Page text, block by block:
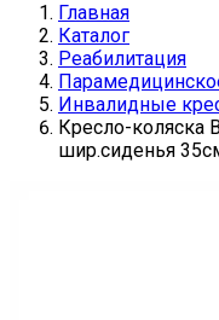
Главная
Каталог
Реабилитация
Инвалидные
Кресло-коляска
шир.сиденья